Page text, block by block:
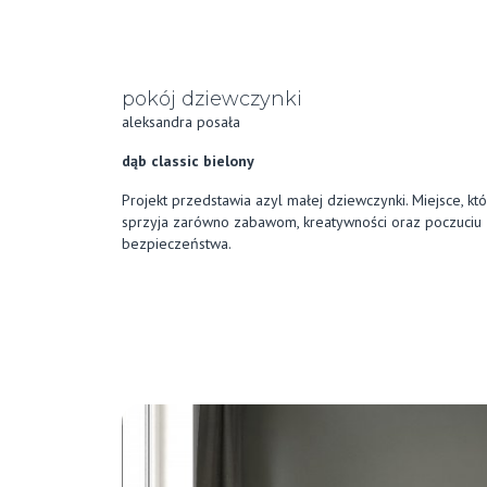
pokój dziewczynki
aleksandra posała
dąb classic bielony
Projekt przedstawia azyl małej dziewczynki. Miejsce,
sprzyja zarówno zabawom, kreatywności oraz poczuciu
bezpieczeństwa.